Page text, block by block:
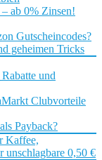
ab 0% Zinsen!
Gutscheincodes?
geheimen Tricks
und
Clubvorteile
Payback?
Kaffee,
unschlagbare 0,50 €